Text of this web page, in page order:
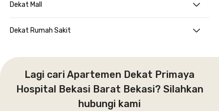
Dekat Mall
Dekat Rumah Sakit
Lagi cari Apartemen Dekat Primaya
Hospital Bekasi Barat Bekasi? Silahkan
hubungi kami